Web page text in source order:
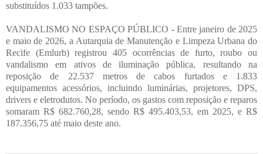
substituídos 1.033 tampões.
VANDALISMO NO ESPAÇO PÚBLICO - Entre janeiro de 2025
e maio de 2026, a Autarquia de Manutenção e Limpeza Urbana do
Recife (Emlurb) registrou 405 ocorrências de furto, roubo ou
vandalismo em ativos de iluminação pública, resultando na
reposição de 22.537 metros de cabos furtados e 1.833
equipamentos acessórios, incluindo luminárias, projetores, DPS,
drivers e eletrodutos. No período, os gastos com reposição e reparos
somaram R$ 682.760,28, sendo R$ 495.403,53, em 2025, e R$
187.356,75 até maio deste ano.